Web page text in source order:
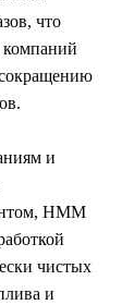
что
компаний
сокращению
и
HMM
чистых
и